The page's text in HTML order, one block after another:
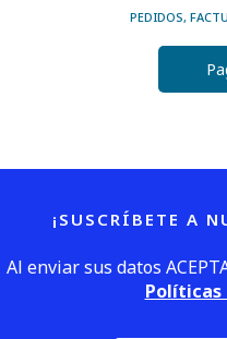
PEDIDOS,
¡SUSCRÍBETE A
Al enviar sus datos
Políticas